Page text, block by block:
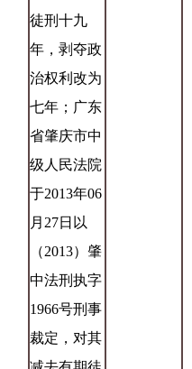
徒刑十九
年，剥夺政
治权利改为
七年；广东
省肇庆市中
级人民法院
于2013年06
月27日以
（2013）肇
中法刑执字
1966号刑事
裁定，对其